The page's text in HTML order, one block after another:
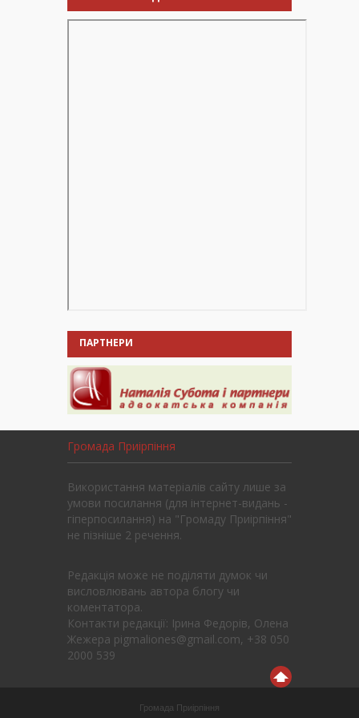
ПАРТНЕРИ
Громада Приірпіння
Використання матеріалів сайту лише за
умови посилання (для інтернет-видань -
гіперпосилання) на "Громаду Приірпіння"
не пізніше 2 речення.
Редакція може не поділяти думок чи
висловлювань автора блогу чи
коментатора.
Контакти редакції: Ірина Федорів, Олена
Жежера pigmaliones@gmail.com, +38 050
2000 539
Громада Приірпіння